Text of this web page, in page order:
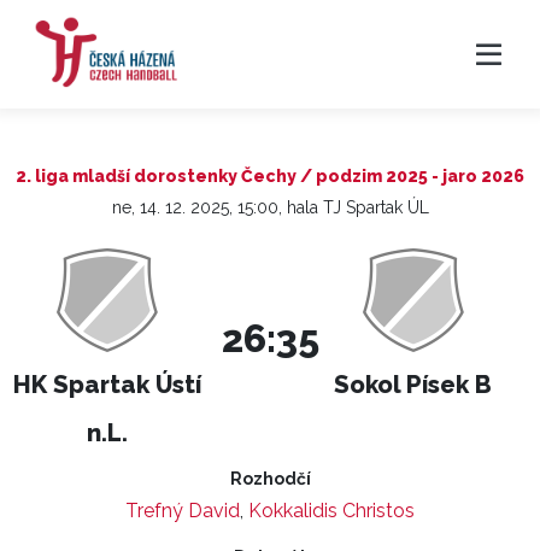
2. liga mladší dorostenky Čechy / podzim 2025 - jaro 2026
ne, 14. 12. 2025, 15:00, hala TJ Spartak ÚL
HK Spartak Ústí
n.L.
26:35
Sokol Písek B
Rozhodčí
Trefný David, Kokkalidis Christos